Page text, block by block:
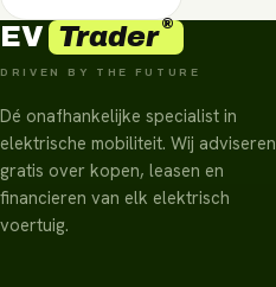
EV Trader®
DRIVEN BY THE FUTURE
Dé onafhankelijke specialist in
elektrische mobiliteit. Wij adviseren
gratis over kopen, leasen en
financieren van elk elektrisch
voertuig.